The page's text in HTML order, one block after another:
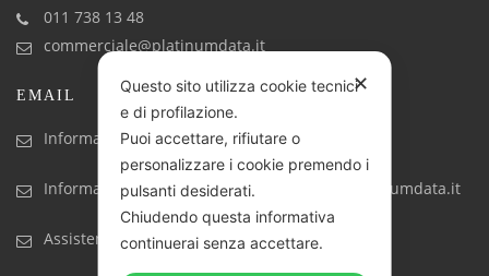
011 738 13 48
commerciale@platinumdata.it
EMAIL
Informazioni generiche: info@platinumdata.it
Informazioni commerciali: commerciale@platinumdata.it
Assistenza tecnica: assistenza@platinumdata.it
✕
Questo sito utilizza cookie tecnici
e di profilazione.
Puoi accettare, rifiutare o
personalizzare i cookie premendo i
pulsanti desiderati.
Chiudendo questa informativa
continuerai senza accettare.